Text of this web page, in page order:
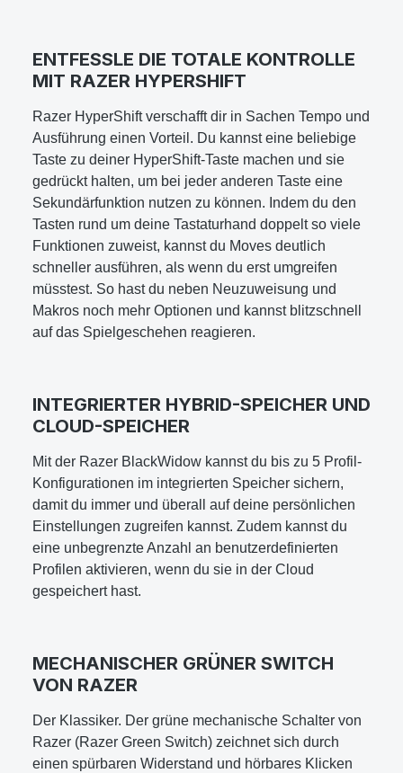
ENTFESSLE DIE TOTALE KONTROLLE
MIT RAZER HYPERSHIFT
Razer HyperShift verschafft dir in Sachen Tempo und
Ausführung einen Vorteil. Du kannst eine beliebige
Taste zu deiner HyperShift-Taste machen und sie
gedrückt halten, um bei jeder anderen Taste eine
Sekundärfunktion nutzen zu können. Indem du den
Tasten rund um deine Tastaturhand doppelt so viele
Funktionen zuweist, kannst du Moves deutlich
schneller ausführen, als wenn du erst umgreifen
müsstest. So hast du neben Neuzuweisung und
Makros noch mehr Optionen und kannst blitzschnell
auf das Spielgeschehen reagieren.
INTEGRIERTER HYBRID-SPEICHER UND
CLOUD-SPEICHER
Mit der Razer BlackWidow kannst du bis zu 5 Profil-
Konfigurationen im integrierten Speicher sichern,
damit du immer und überall auf deine persönlichen
Einstellungen zugreifen kannst. Zudem kannst du
eine unbegrenzte Anzahl an benutzerdefinierten
Profilen aktivieren, wenn du sie in der Cloud
gespeichert hast.
MECHANISCHER GRÜNER SWITCH
VON RAZER
Der Klassiker. Der grüne mechanische Schalter von
Razer (Razer Green Switch) zeichnet sich durch
einen spürbaren Widerstand und hörbares Klicken